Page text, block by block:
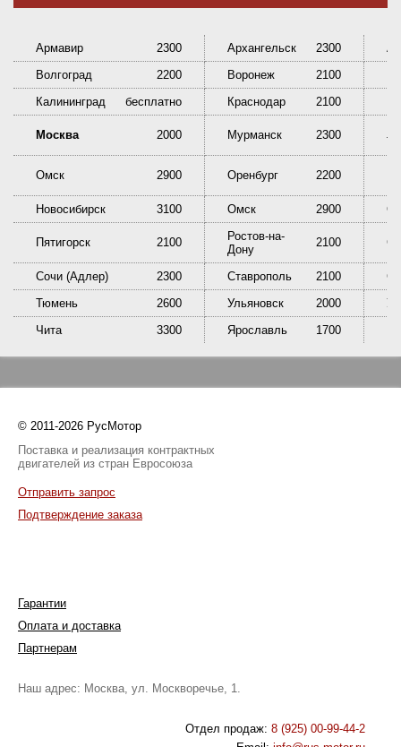
Армавир 2300 Архангельск 2300
Волгоград
2200 Воронеж 2100
Калининград
бесплатно Краснодар 2100
Москва 2000 Мурманск 2300
Омск 2900 Оренбург 2200
Новосибирск 3100 Омск 2900
Пятигорск 2100
Ростов-на-
Дону
2100
Сочи (Адлер) 2300 Ставрополь 2100
Тюмень
2600 Ульяновск 2000
Чита
3300 Ярославль 1700
© 2011-2026 РусМотор
Поставка и реализация контрактных
двигателей из стран Евросоюза
Отправить запрос
Подтверждение заказа
Гарантии
Оплата и доставка
Партнерам
Наш адрес: Москва, ул. Москворечье, 1.
Отдел продаж: 8 (925) 00-99-44-2